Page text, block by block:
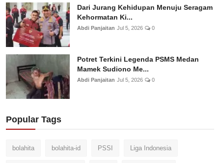
Dari Jurang Kehidupan Menuju Seragam
Kehormatan Ki...
Abdi Panjaitan Jul 5, 2026 0
Potret Terkini Legenda PSMS Medan
Mamek Sudiono Me...
Abdi Panjaitan Jul 5, 2026 0
Popular Tags
bolahita bolahita-id PSSI Liga Indonesia